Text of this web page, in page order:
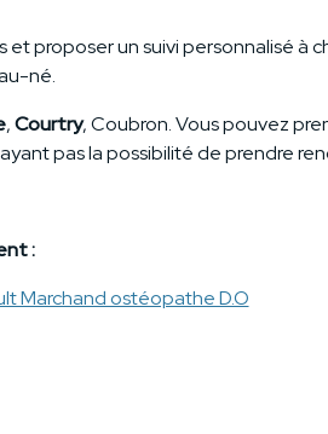
proposer un suivi personnalisé à
né.
,Courtry, Coubron. Vous pouvez
pas la possibilité de prendre
:
Marchand ostéopathe D.O